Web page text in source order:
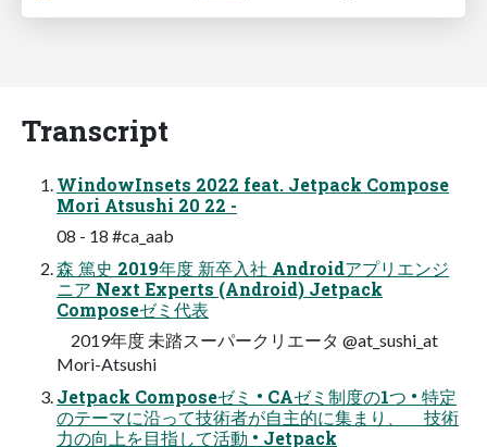
Transcript
WindowInsets 2022 feat. Jetpack Compose
Mori Atsushi 20 22 -
08 - 18 #ca_aab
森 篤史 2019年度 新卒⼊社 Androidアプリエンジ
ニア Next Experts (Android) Jetpack
Composeゼミ代表
2019年度 未踏スーパークリエータ @at_sushi_at
Mori-Atsushi
Jetpack Composeゼミ • CAゼミ制度の1つ • 特定
のテーマに沿って技術者が⾃主的に集まり、 技術
⼒の向上を⽬指して活動 • Jetpack